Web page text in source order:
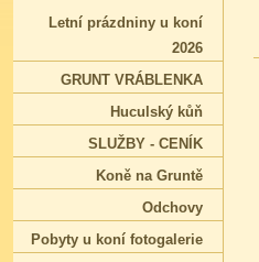
Letní prázdniny u koní
2026
GRUNT VRÁBLENKA
Huculský kůň
SLUŽBY - CENÍK
Koně na Gruntě
Odchovy
Pobyty u koní fotogalerie